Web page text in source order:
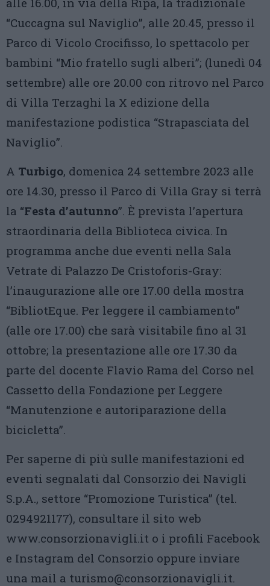
“Cuccagna sul Naviglio”, alle 20.45, presso il
Parco di Vicolo Crocifisso, lo spettacolo per
bambini “Mio fratello sugli alberi”; (lunedì 04
settembre) alle ore 20.00 con ritrovo nel Parco
di Villa Terzaghi la X edizione della
manifestazione podistica “Strapasciata del
Naviglio”.
A Turbigo, domenica 24 settembre 2023 alle
ore 14.30, presso il Parco di Villa Gray si terrà
la “Festa d’autunno”. È prevista l’apertura
straordinaria della Biblioteca civica. In
programma anche due eventi nella Sala
Vetrate di Palazzo De Cristoforis-Gray:
l’inaugurazione alle ore 17.00 della mostra
“BibliotEque. Per leggere il cambiamento”
(alle ore 17.00) che sarà visitabile fino al 31
ottobre; la presentazione alle ore 17.30 da
parte del docente Flavio Rama del Corso nel
Cassetto della Fondazione per Leggere
“Manutenzione e autoriparazione della
bicicletta”.
Per saperne di più sulle manifestazioni ed
eventi segnalati dal Consorzio dei Navigli
S.p.A., settore “Promozione Turistica” (tel.
0294921177), consultare il sito web
www.consorzionavigli.it o i profili Facebook
e Instagram del Consorzio oppure inviare
una mail a turismo@consorzionavigli.it.